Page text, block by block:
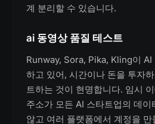
계 분리할 수 있습니다.
ai 동영상 품질 테스트
Runway, Sora, Pika, Kling이 AI
하고 있어, 시간이나 돈을 투자
트하는 것이 현명합니다. 임시
주소가 모든 AI 스타트업의 데이
않고 여러 플랫폼에서 계정을